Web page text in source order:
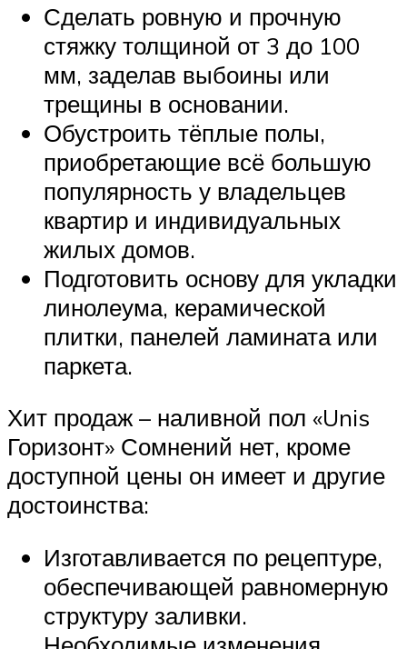
Сделать ровную и прочную
стяжку толщиной от 3 до 100
мм, заделав выбоины или
трещины в основании.
Обустроить тёплые полы,
приобретающие всё большую
популярность у владельцев
квартир и индивидуальных
жилых домов.
Подготовить основу для укладки
линолеума, керамической
плитки, панелей ламината или
паркета.
Хит продаж – наливной пол «Unis
Горизонт» Сомнений нет, кроме
доступной цены он имеет и другие
достоинства:
Изготавливается по рецептуре,
обеспечивающей равномерную
структуру заливки.